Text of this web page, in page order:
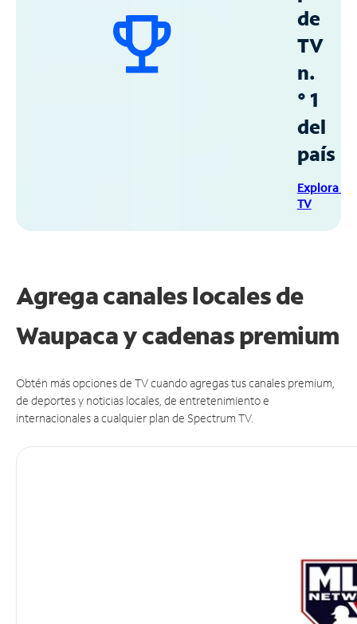
de
TV
n.
° 1
del
país
Explora
TV
Agrega canales locales de
Waupaca y cadenas premium
Obtén más opciones de TV cuando agregas tus canales premium,
de deportes y noticias locales, de entretenimiento e
internacionales a cualquier plan de Spectrum TV.